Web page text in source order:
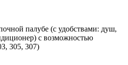
палубе (с удобствами: душ,
с возможностью
305, 307)